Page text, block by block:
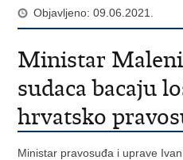
Objavljeno: 09.06.2021.
Ministar
sudaca bacaju
hrvatsko
Ministar pravosuđa i uprave